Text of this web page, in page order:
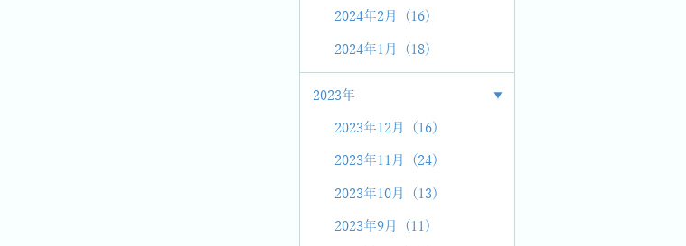
2024年2月 (16)
2024年1月 (18)
2023年
2023年12月 (16)
2023年11月 (24)
2023年10月 (13)
2023年9月 (11)